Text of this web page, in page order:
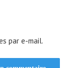
par e-mail.